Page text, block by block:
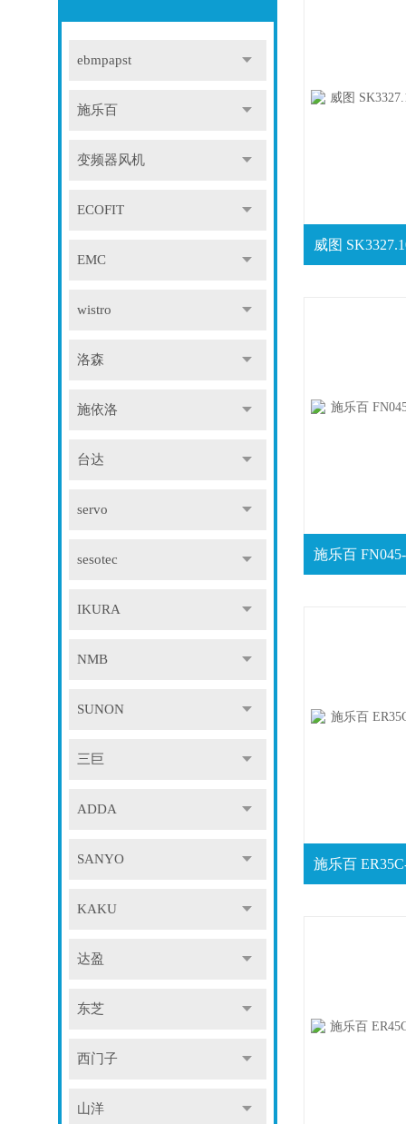
ebmpapst
施乐百
变频器风机
ECOFIT
EMC
wistro
洛森
施依洛
台达
servo
sesotec
IKURA
NMB
SUNON
三巨
ADDA
SANYO
KAKU
达盈
东芝
西门子
山洋